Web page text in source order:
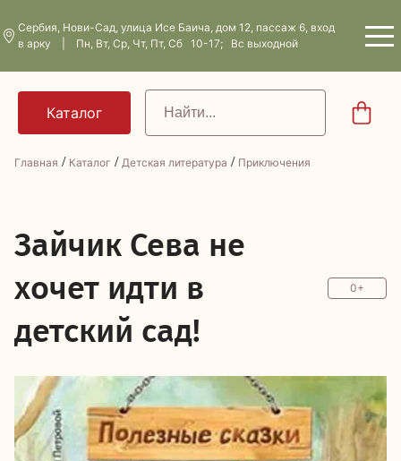
Сербия, Нови-Сад, улица Исе Баича, дом 12, пассаж 6, вход
в арку | Пн, Вт, Ср, Чт, Пт, Сб 10-17; Вс выходной
Главная / Каталог / Детская литература / Приключения
Зайчик Сева не
хочет идти в
детский сад!
0+